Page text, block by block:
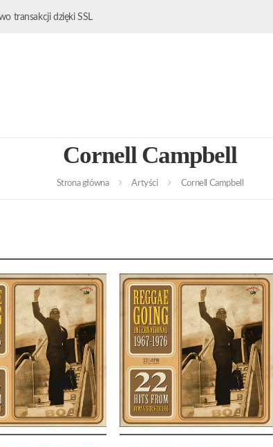
transakcji dzięki SSL
Cornell Campbell
Strona główna Artyści Cornell Campbell